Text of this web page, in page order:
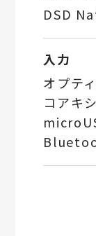
DSD
入力
オプテ
コアキ